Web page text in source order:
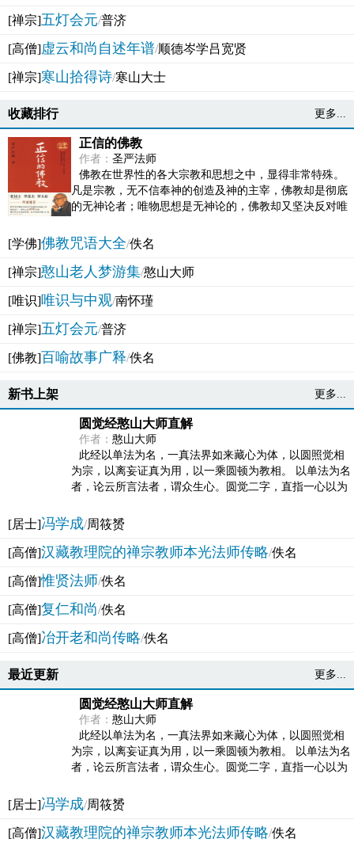
[禅宗]五灯会元/普济
[高僧]虚云和尚自述年谱/顺德岑学吕宽贤
[禅宗]寒山拾得诗/寒山大士
收藏排行 更多...
正信的佛教
作者： 圣严法师
佛教在世界性的各大宗教和思想之中，显得非常特殊。
凡是宗教，无不信奉神的创造及神的主宰，佛教却是彻底
的无神论者；唯物思想是无神论的，佛教却又坚决反对唯
[学佛]佛教咒语大全/佚名
[禅宗]憨山老人梦游集/憨山大师
[唯识]唯识与中观/南怀瑾
[禅宗]五灯会元/普济
[佛教]百喻故事广释/佚名
新书上架 更多...
圆觉经憨山大师直解
作者： 憨山大师
此经以单法为名，一真法界如来藏心为体，以圆照觉相
为宗，以离妄证真为用，以一乘圆顿为教相。 以单法为名
者，论云所言法者，谓众生心。圆觉二字，直指一心以为
[居士]冯学成/周筱赟
[高僧]汉藏教理院的禅宗教师本光法师传略/佚名
[高僧]惟贤法师/佚名
[高僧]复仁和尚/佚名
[高僧]冶开老和尚传略/佚名
最近更新 更多...
圆觉经憨山大师直解
作者： 憨山大师
此经以单法为名，一真法界如来藏心为体，以圆照觉相
为宗，以离妄证真为用，以一乘圆顿为教相。 以单法为名
者，论云所言法者，谓众生心。圆觉二字，直指一心以为
[居士]冯学成/周筱赟
[高僧]汉藏教理院的禅宗教师本光法师传略/佚名